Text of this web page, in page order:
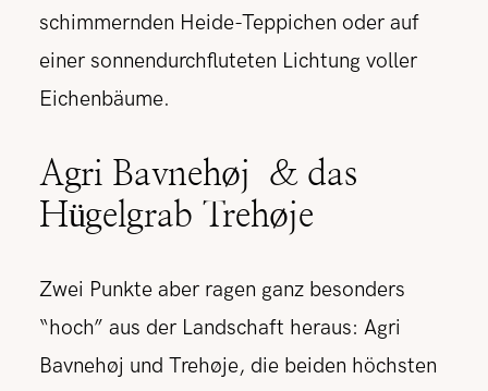
schimmernden Heide-Teppichen oder auf
einer sonnendurchfluteten Lichtung voller
Eichenbäume.
Agri Bavnehøj & das
Hügelgrab Trehøje
Zwei Punkte aber ragen ganz besonders
“hoch” aus der Landschaft heraus: Agri
Bavnehøj und Trehøje, die beiden höchsten